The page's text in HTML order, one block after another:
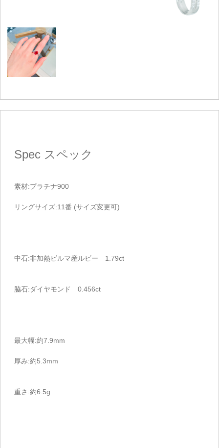
Spec スペック
素材:プラチナ900
リングサイズ:11番 (サイズ変更可)
中石:非加熱ビルマ産ルビー 1.79ct
脇石:ダイヤモンド 0.456ct
最大幅:約7.9mm
厚み:約5.3mm
重さ:約6.5g